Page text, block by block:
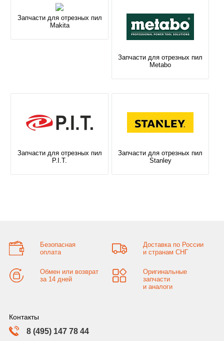
Запчасти для отрезных пил
Makita
Запчасти для отрезных пил
Metabo
Запчасти для отрезных пил
P.I.T.
Запчасти для отрезных пил
Stanley
Безопасная
оплата
Доставка по России
и странам СНГ
Обмен или возврат
за 14 дней
Оригинальные
запчасти
и аналоги
Контакты
8 (495) 147 78 44